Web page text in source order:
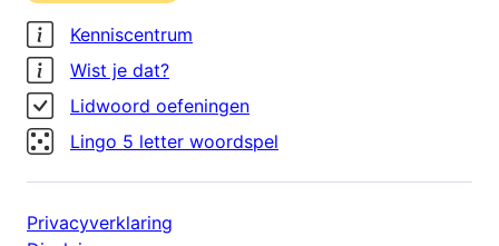
Kenniscentrum
Wist je dat?
Lidwoord oefeningen
Lingo 5 letter woordspel
Privacyverklaring